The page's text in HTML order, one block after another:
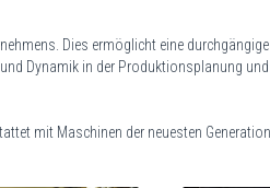
Dies ermöglicht eine
Dynamik in der Produktionsplanung
mit Maschinen der neuesten